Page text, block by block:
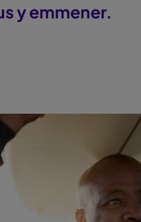
y emmener.